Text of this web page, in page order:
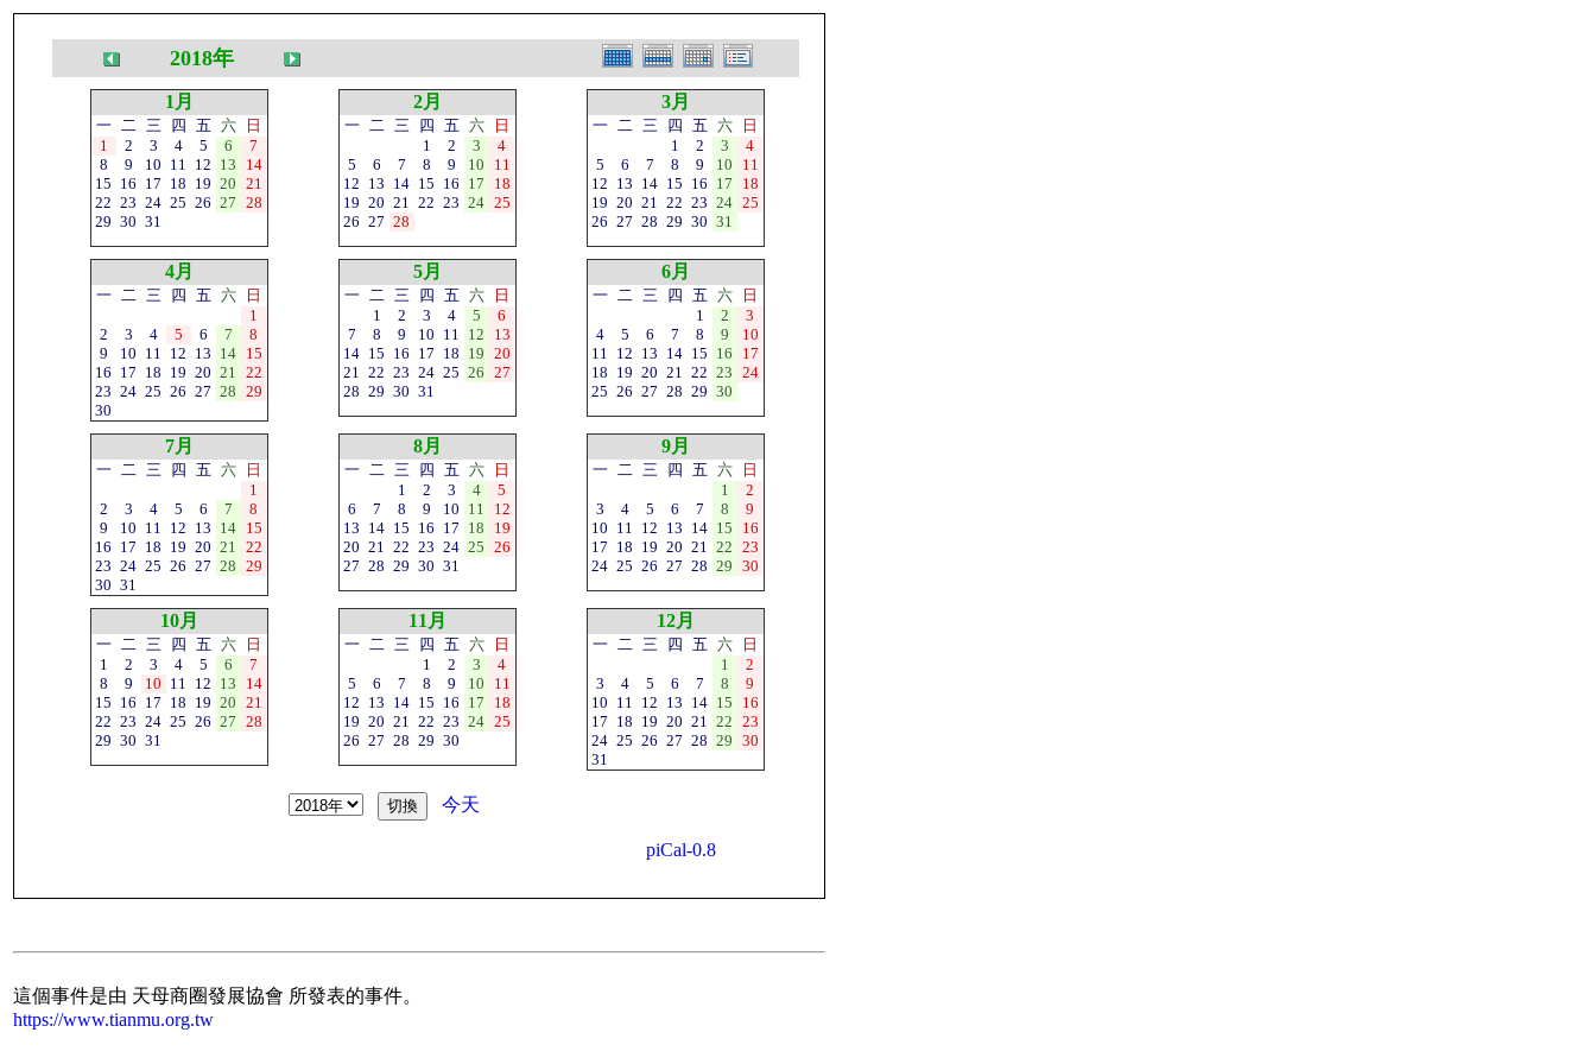
2018年
1月
一 二 三 四 五 六
日
1
2 3 4 5 6
7
8
9 10 11 12 13
14
15 16 17 18 19 20 21
22 23 24 25 26 27 28
29 30 31
2月
一 二 三 四 五 六
日
1
2 3
4
5
6 7 8 9 10
11
12 13 14 15 16 17
18
19 20 21 22 23 24 25
26 27 28
3月
一 二 三 四 五 六
日
1
2 3
4
5
6 7 8 9 10
11
12 13 14 15 16 17
18
19 20 21 22 23 24 25
26 27 28 29 30 31
4月
一 二 三 四 五 六
日
1
2
3 4 5 6 7
8
9
10 11 12 13 14 15
16 17 18 19 20 21 22
23 24 25 26 27 28 29
30
5月
一 二 三 四 五 六
日
1
2 3 4 5
6
7
8 9 10 11 12
13
14 15 16 17 18 19 20
21 22 23 24 25 26 27
28 29 30 31
6月
一 二 三 四 五 六
日
1
2
3
4
5 6 7 8 9
10
11 12 13 14 15 16
17
18 19 20 21 22 23 24
25 26 27 28 29 30
7月
一 二 三 四 五 六
日
1
2
3 4 5 6 7
8
9
10 11 12 13 14 15
16 17 18 19 20 21 22
23 24 25 26 27 28 29
30 31
8月
一 二 三 四 五 六
日
1
2 3 4
5
6
7 8 9 10 11
12
13 14 15 16 17 18
19
20 21 22 23 24 25 26
27 28 29 30 31
9月
一 二 三 四 五 六
日
1
2
3
4 5 6 7 8
9
10 11 12 13 14 15
16
17 18 19 20 21 22 23
24 25 26 27 28 29 30
10月
一 二 三 四 五 六
日
1
2 3 4 5 6
7
8
9 10 11 12 13
14
15 16 17 18 19 20 21
22 23 24 25 26 27 28
29 30 31
11月
一 二 三 四 五 六
日
1
2 3
4
5
6 7 8 9 10
11
12 13 14 15 16 17
18
19 20 21 22 23 24 25
26 27 28 29 30
12月
一 二 三 四 五 六
日
1
2
3
4 5 6 7 8
9
10 11 12 13 14 15
16
17 18 19 20 21 22 23
24 25 26 27 28 29 30
31
今天
piCal-0.8
這個事件是由 天母商圈發展協會 所發表的事件。
https://www.tianmu.org.tw